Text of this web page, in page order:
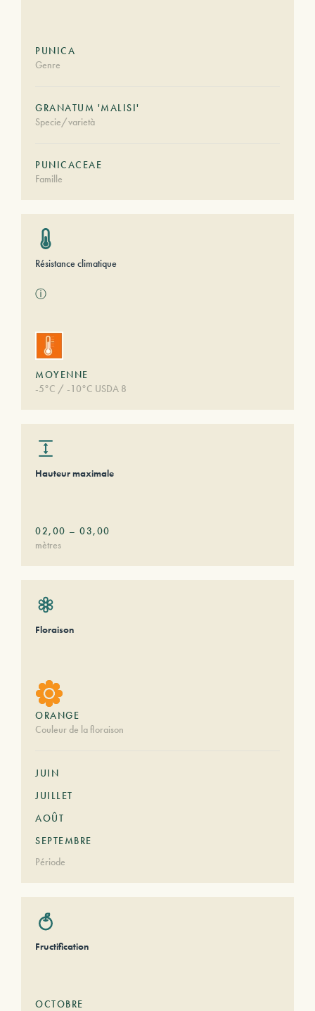
PUNICA
Genre
GRANATUM 'MALISI'
Specie/varietà
PUNICACEAE
Famille
Résistance climatique
ⓘ
MOYENNE
-5°C / -10°C USDA 8
Hauteur maximale
02,00 – 03,00
mètres
Floraison
ORANGE
Couleur de la floraison
JUIN
JUILLET
AOÛT
SEPTEMBRE
Période
Fructification
OCTOBRE